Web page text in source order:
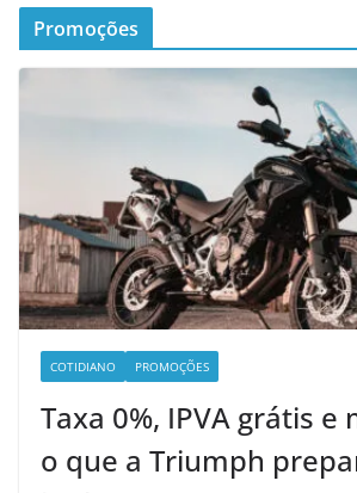
Promoções
COTIDIANO PROMOÇÕES
Taxa 0%, IPVA grátis e
o que a Triumph